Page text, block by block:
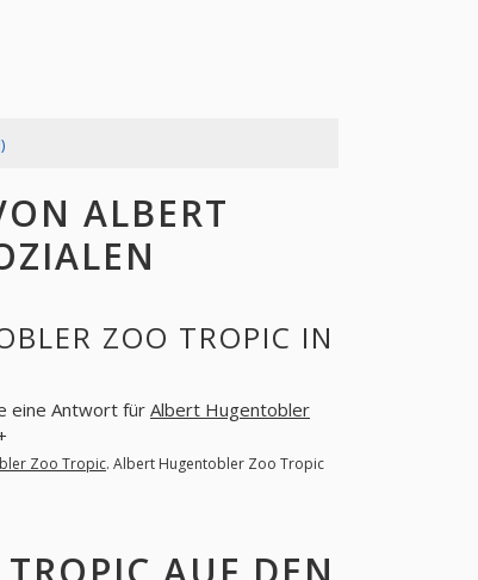
ALBERT
ZOO TROPIC IN
eine Antwort für Albert Hugentobler
Zoo Tropic. Albert Hugentobler Zoo Tropic